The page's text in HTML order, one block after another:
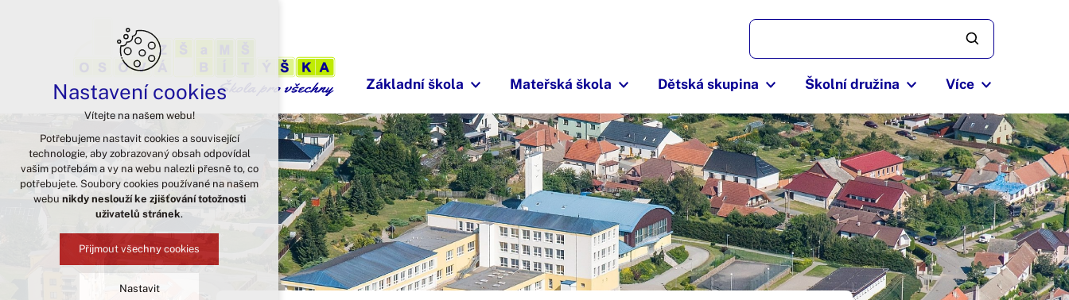
Základní škola Mateřská škola Dětská skupina Školní družina Více
Nastavení cookies
Vítejte na našem webu!
Potřebujeme nastavit cookies a související
technologie, aby zobrazovaný obsah odpovídal
vašim potřebám a vy na webu nalezli přesně to, co
potřebujete. Soubory cookies používané na našem
webu nikdy neslouží ke zjišťování totožnosti
uživatelů stránek.
Přijmout všechny cookies
Nastavit